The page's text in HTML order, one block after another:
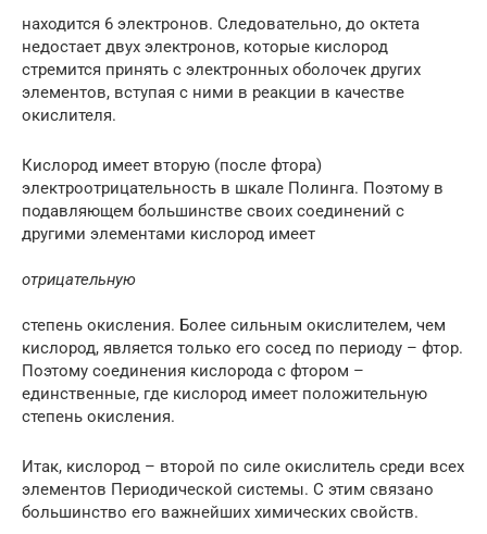
находится 6 электронов. Следовательно, до октета
недостает двух электронов, которые кислород
стремится принять с электронных оболочек других
элементов, вступая с ними в реакции в качестве
окислителя.
Кислород имеет вторую (после фтора)
электроотрицательность в шкале Полинга. Поэтому в
подавляющем большинстве своих соединений с
другими элементами кислород имеет
отрицательную
степень окисления. Более сильным окислителем, чем
кислород, является только его сосед по периоду – фтор.
Поэтому соединения кислорода с фтором –
единственные, где кислород имеет положительную
степень окисления.
Итак, кислород – второй по силе окислитель среди всех
элементов Периодической системы. С этим связано
большинство его важнейших химических свойств.